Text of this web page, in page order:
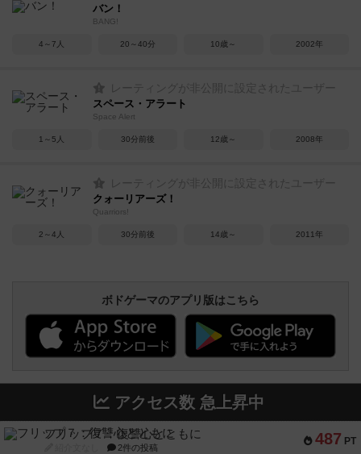
バン！
BANG!
4～7人 20～40分 10歳～ 2002年
レーティングが非公開に設定されたユーザー
スペース・アラート
Space Alert
1～5人 30分前後 12歳～ 2008年
レーティングが非公開に設定されたユーザー
クォーリアーズ！
Quarriors!
2～4人 30分前後 14歳～ 2011年
ボドゲーマのアプリ版はこちら
アクセス数 急上昇中
487 PT
フリップ７：復讐心とともに
2件の投稿